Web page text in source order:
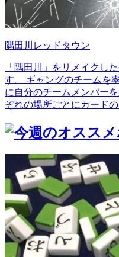
隅田川レッドタウン
「隅田川」をリメイクし
す。 ギャングのチームを
に自分のチームメンバー
ぞれの場所ごとにカード